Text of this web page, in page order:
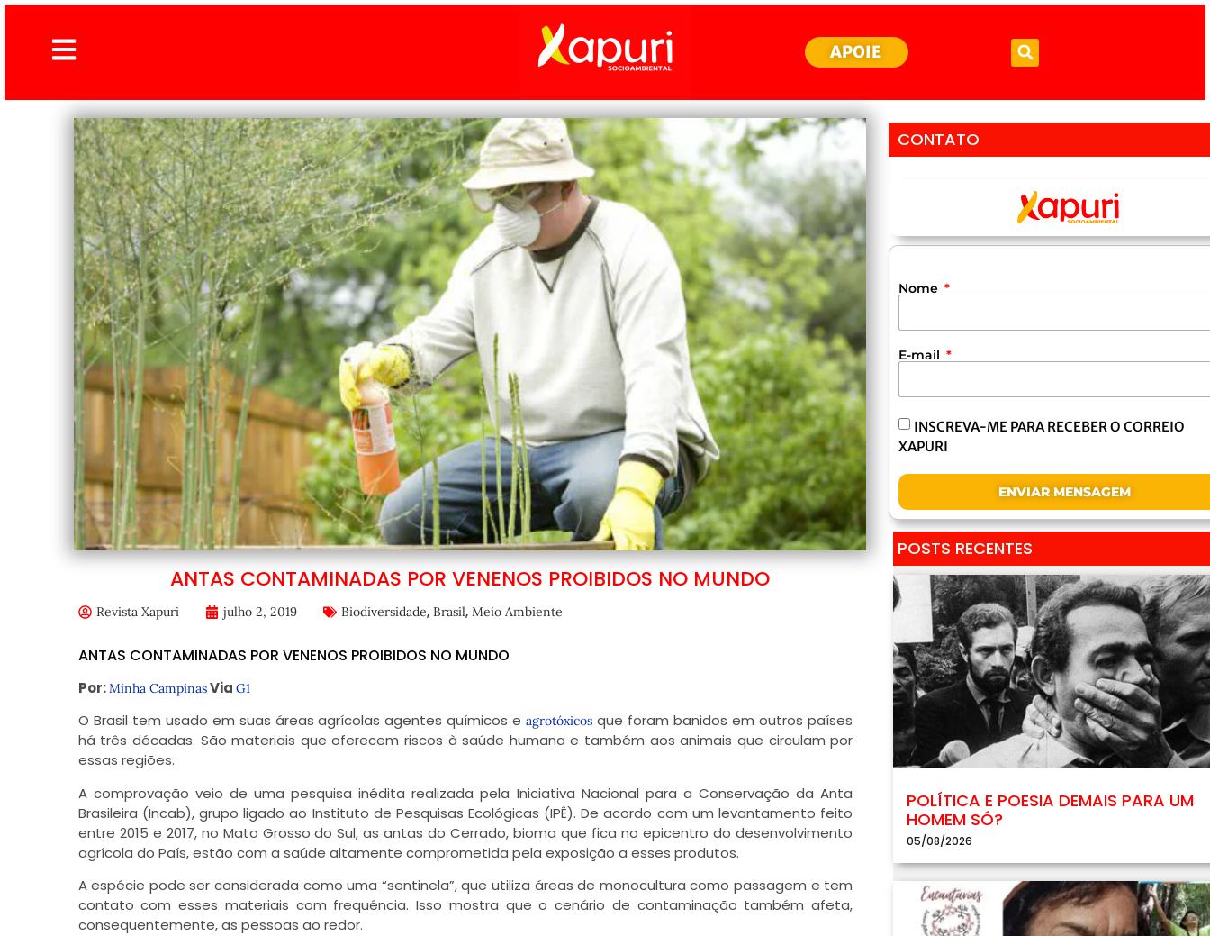
APOIE
ANTAS CONTAMINADAS POR VENENOS PROIBIDOS NO MUNDO
Revista Xapuri julho 2, 2019 Biodiversidade, Brasil, Meio Ambiente
ANTAS CONTAMINADAS POR VENENOS PROIBIDOS NO MUNDO
Por:Minha CampinasVia G1
O Brasil tem usado em suas áreas agrícolas agentes químicos eagrotóxicos que foram banidos em outros países
há três décadas. São materiais que oferecem riscos à saúde humana e também aos animais que circulam por
essas regiões.
A comprovação veio de uma pesquisa inédita realizada pela Iniciativa Nacional para a Conservação da Anta
Brasileira (Incab), grupo ligado ao Instituto de Pesquisas Ecológicas (IPÊ). De acordo com um levantamento feito
entre 2015 e 2017, no Mato Grosso do Sul, as antas do Cerrado, bioma que fica no epicentro do desenvolvimento
agrícola do País, estão com a saúde altamente comprometida pela exposição a esses produtos.
A espécie pode ser considerada como uma “sentinela”, que utiliza áreas de monocultura como passagem e tem
contato com esses materiais com frequência. Isso mostra que o cenário de contaminação também afeta,
consequentemente, as pessoas ao redor.
CONTATO
Nome
E-mail
INSCREVA-ME PARA RECEBER O CORREIO
XAPURI
ENVIAR MENSAGEM
POSTS RECENTES
POLÍTICA E POESIA DEMAIS PARA UM
HOMEM SÓ?
05/08/2026